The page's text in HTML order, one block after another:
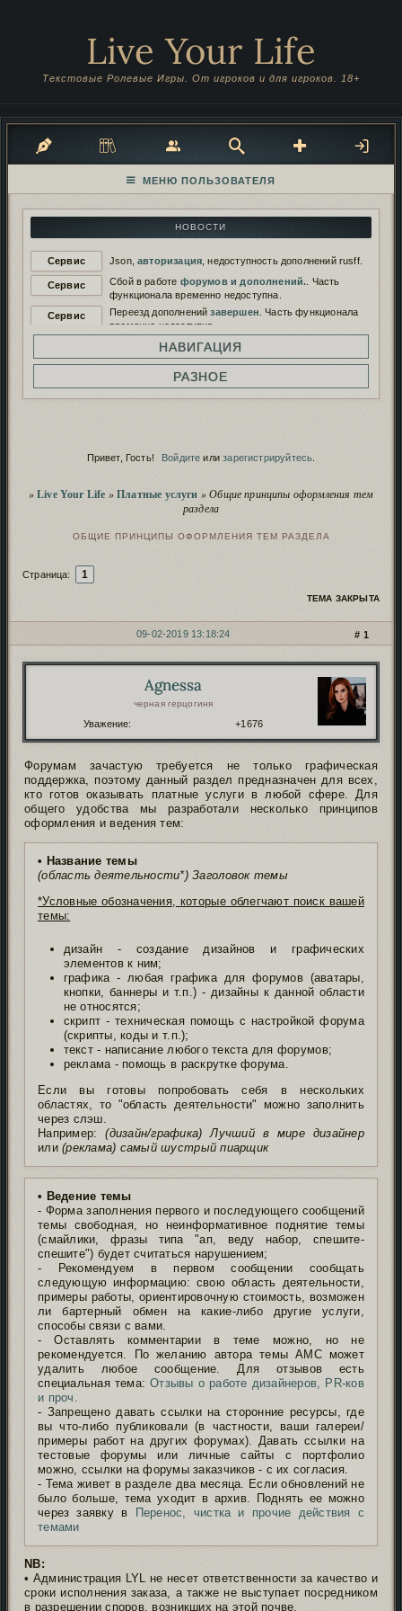
Live Your Life
Текстовые Ролевые Игры. От игроков и для игроков. 18+
НОВОСТИ
Сервис Json,авторизация , недоступность дополнений rusff.
Сервис Сбой в работе форумов и дополнений. . Часть
функционала временно недоступна.
Сервис
Переезд дополненийзавершен . Часть функционала
временно недоступна.
Переезд дополнений нановый сервер
будет временно недоступен.
Работа дополнений восстановлена. И снова
сломана...
Полезное о нейро-скриптах ибезопасности
картами.
Чистка заброшенных форумов
НАВИГАЦИЯ
РАЗНОЕ
Привет, Гость! Войдите илизарегистрируйтесь
» Live Your Life »Платные услуги »Общие принципы оформления тем
раздела
ОБЩИЕ ПРИНЦИПЫ ОФОРМЛЕНИЯ ТЕМ РАЗДЕЛА
Страница: 1
ТЕМА ЗАКРЫТА
1
09-02-2019 13:18:24
Agnessa
черная герцогиня
Уважение: +1676
Форумам зачастую требуется не только графическая
поддержка, поэтому данный раздел предназначен для всех,
кто готов оказывать платные услуги в любой сфере. Для
общего удобства мы разработали несколько принципов
оформления и ведения тем:
• Название темы
(область деятельности*) Заголовок темы
*Условные обозначения, которые облегчают поиск вашей
темы:
дизайн - создание дизайнов и графических
элементов к ним;
графика - любая графика для форумов (аватары,
кнопки, баннеры и т.п.) - дизайны к данной области
не относятся;
скрипт - техническая помощь с настройкой форума
(скрипты, коды и т.п.);
текст - написание любого текста для форумов;
реклама - помощь в раскрутке форума.
Если вы готовы попробовать себя в нескольких
областях, то "область деятельности" можно заполнить
через слэш.
Например:(дизайн/графика) Лучший в мире дизайнер
или(реклама) самый шустрый пиарщик
• Ведение темы
- Форма заполнения первого и последующего сообщений
темы свободная, но неинформативное поднятие темы
(смайлики, фразы типа "ап, веду набор, спешите-
спешите") будет считаться нарушением;
- Рекомендуем в первом сообщении сообщать
следующую информацию: свою область деятельности,
примеры работы, ориентировочную стоимость, возможен
ли бартерный обмен на какие-либо другие услуги,
способы связи с вами.
- Оставлять комментарии в теме можно, но не
рекомендуется. По желанию автора темы АМС может
удалить любое сообщение. Для отзывов есть
специальная тема:Отзывы о работе дизайнеров, PR-ков
и проч.
- Запрещено давать ссылки на сторонние ресурсы, где
вы что-либо публиковали (в частности, ваши галереи/
примеры работ на других форумах). Давать ссылки на
тестовые форумы или личные сайты с портфолио
можно, ссылки на форумы заказчиков - с их согласия.
- Тема живет в разделе два месяца. Если обновлений не
было больше, тема уходит в архив. Поднять ее можно
через заявку в
Перенос, чистка и прочие действия с
темами
NB:
• Администрация LYL не несет ответственности за качество и
сроки исполнения заказа, а также не выступает посредником
в разрешении споров, возникших на этой почве.